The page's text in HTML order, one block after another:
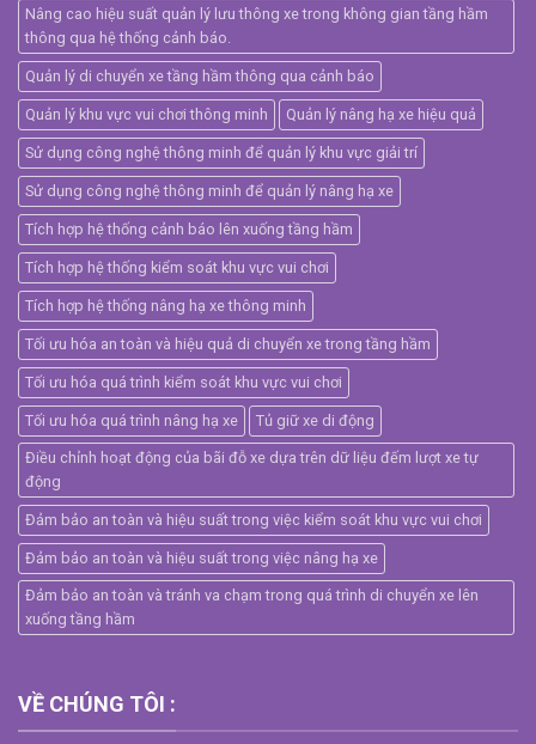
Nâng cao hiệu suất quản lý lưu thông xe trong không gian tầng hầm
thông qua hệ thống cảnh báo.
Quản lý di chuyển xe tầng hầm thông qua cảnh báo
Quản lý khu vực vui chơi thông minh Quản lý nâng hạ xe hiệu quả
Sử dụng công nghệ thông minh để quản lý khu vực giải trí
Sử dụng công nghệ thông minh để quản lý nâng hạ xe
Tích hợp hệ thống cảnh báo lên xuống tầng hầm
Tích hợp hệ thống kiểm soát khu vực vui chơi
Tích hợp hệ thống nâng hạ xe thông minh
Tối ưu hóa an toàn và hiệu quả di chuyển xe trong tầng hầm
Tối ưu hóa quá trình kiểm soát khu vực vui chơi
Tối ưu hóa quá trình nâng hạ xe Tủ giữ xe di động
Điều chỉnh hoạt động của bãi đỗ xe dựa trên dữ liệu đếm lượt xe tự
động
Đảm bảo an toàn và hiệu suất trong việc kiểm soát khu vực vui chơi
Đảm bảo an toàn và hiệu suất trong việc nâng hạ xe
Đảm bảo an toàn và tránh va chạm trong quá trình di chuyển xe lên
xuống tầng hầm
VỀ CHÚNG TÔI :